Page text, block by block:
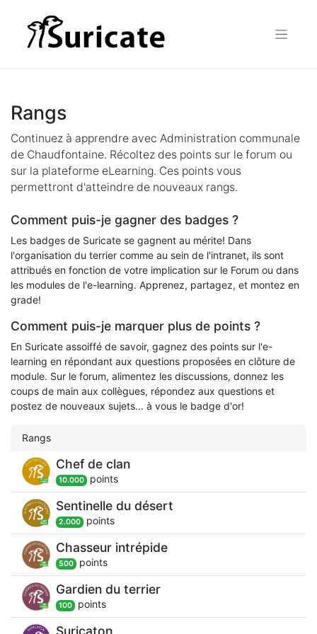
Rangs
Continuez à apprendre avec Administration communale
de Chaudfontaine. Récoltez des points sur le forum ou
sur la plateforme eLearning. Ces points vous
permettront d'atteindre de nouveaux rangs.
Comment puis-je gagner des badges ?
Les badges de Suricate se gagnent au mérite! Dans
l'organisation du terrier comme au sein de l'intranet, ils sont
attribués en fonction de votre implication sur le Forum ou dans
les modules de l'e-learning. Apprenez, partagez, et montez en
grade!
Comment puis-je marquer plus de points ?
En Suricate assoiffé de savoir, gagnez des points sur l'e-
learning en répondant aux questions proposées en clôture de
module. Sur le forum, alimentez les discussions, donnez les
coups de main aux collègues, répondez aux questions et
postez de nouveaux sujets... à vous le badge d'or!
Rangs
Chef de clan
10.000 points
Sentinelle du désert
2.000 points
Chasseur intrépide
500 points
Gardien du terrier
100 points
Suricaton